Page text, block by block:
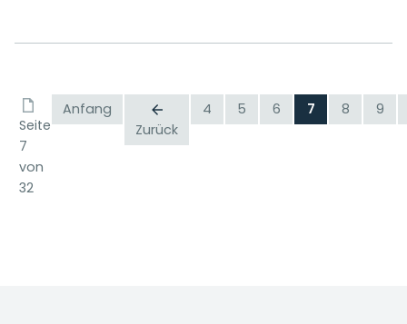
Seite
7
von
32
Anfang
Zurück
4 5 6 7 8 9